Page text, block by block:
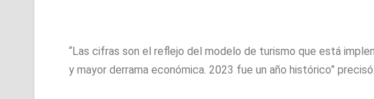
“Las cifras son el reflejo del modelo de turismo que está
y mayor derrama económica. ⁠2023 fue un año histórico” precisó.